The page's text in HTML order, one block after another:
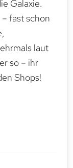
Galaxie.
fast schon
laut
so – ihr
Shops!